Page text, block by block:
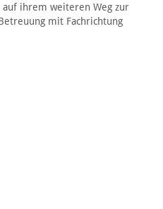
ihrem weiteren Weg zur
mit Fachrichtung